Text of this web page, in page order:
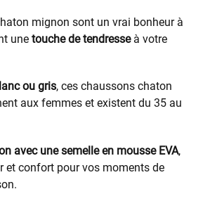
mignon sont un vrai bonheur à
une touche de tendresseà votre
ou gris, ces chaussons chaton
aux femmes et existent du 35 au
avec une semelle en mousse EVA,
et confort pour vos moments de